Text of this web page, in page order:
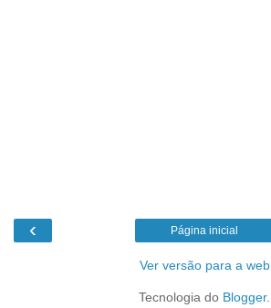
‹ Página inicial
Ver versão para a web
Tecnologia do Blogger.